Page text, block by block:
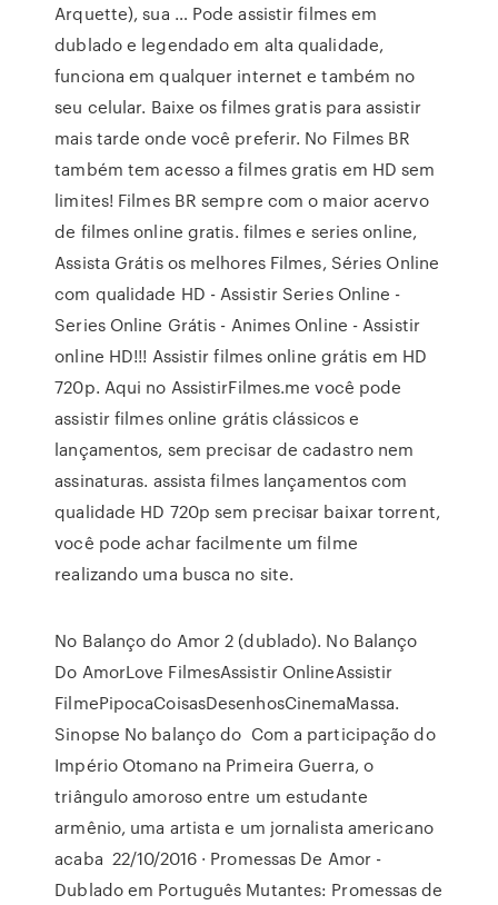
Arquette), sua … Pode assistir filmes em
dublado e legendado em alta qualidade,
funciona em qualquer internet e também no
seu celular. Baixe os filmes gratis para assistir
mais tarde onde você preferir. No Filmes BR
também tem acesso a filmes gratis em HD sem
limites! Filmes BR sempre com o maior acervo
de filmes online gratis. filmes e series online,
Assista Grátis os melhores Filmes, Séries Online
com qualidade HD - Assistir Series Online -
Series Online Grátis - Animes Online - Assistir
online HD!!! Assistir filmes online grátis em HD
720p. Aqui no AssistirFilmes.me você pode
assistir filmes online grátis clássicos e
lançamentos, sem precisar de cadastro nem
assinaturas. assista filmes lançamentos com
qualidade HD 720p sem precisar baixar torrent,
você pode achar facilmente um filme
realizando uma busca no site.
No Balanço do Amor 2 (dublado). No Balanço
Do AmorLove FilmesAssistir OnlineAssistir
FilmePipocaCoisasDesenhosCinemaMassa.
Sinopse No balanço do Com a participação do
Império Otomano na Primeira Guerra, o
triângulo amoroso entre um estudante
armênio, uma artista e um jornalista americano
acaba 22/10/2016 · Promessas De Amor -
Dublado em Português Mutantes: Promessas de